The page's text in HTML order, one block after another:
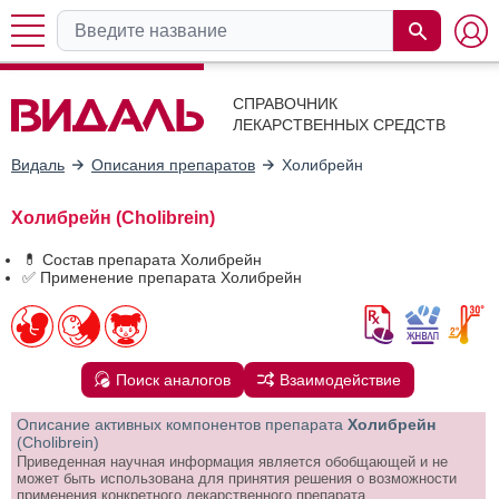
СПРАВОЧНИК
ЛЕКАРСТВЕННЫХ СРЕДСТВ
Видаль Описания препаратов Холибрейн
Холибрейн (Cholibrein)
💊 Состав препарата Холибрейн
✅ Применение препарата Холибрейн
Поиск аналогов Взаимодействие
Описание активных компонентов препарата Холибрейн
(Cholibrein)
Приведенная научная информация является обобщающей и не
может быть использована для принятия решения о возможности
применения конкретного лекарственного препарата.